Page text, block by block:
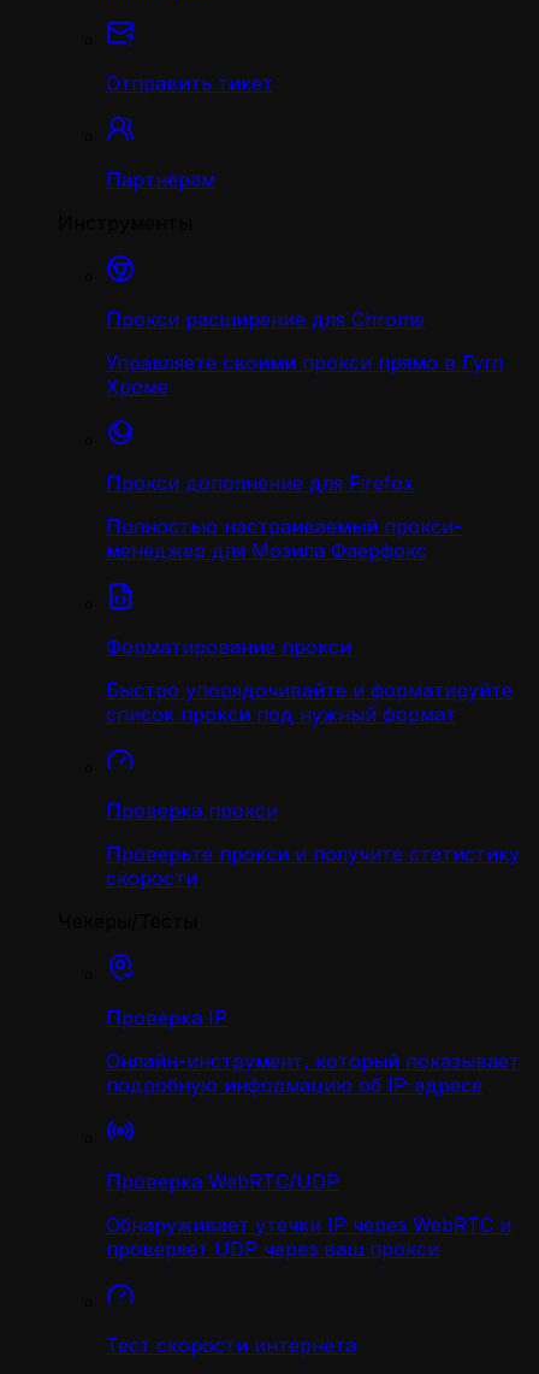
Отправить тикет
Партнёрам
Прокси расширение для Chrome
Управляете своими прокси прямо в Гугл
Хроме
Прокси дополнение для Firefox
Полностью настраиваемый прокси-
менеджер для Мозила Фаерфокс
Форматирование прокси
Быстро упорядочивайте и форматируйте
список прокси под нужный формат
Проверка прокси
Проверьте прокси и получите статистику
скорости
Проверка IP
Онлайн-инструмент, который показывает
подробную информацию об IP-адресе
Проверка WebRTC/UDP
Обнаруживает утечки IP через WebRTC и
проверяет UDP через ваш прокси
Тест скорости интернета